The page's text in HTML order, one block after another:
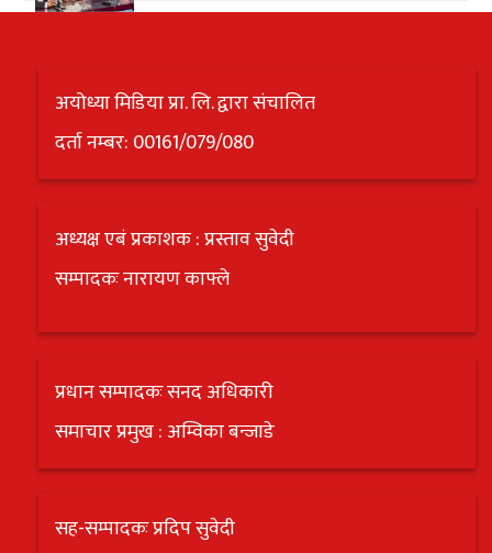
अयोध्या मिडिया प्रा. लि. द्वारा संचालित
दर्ता नम्बर: 00161/079/080
अध्यक्ष एबं प्रकाशक : प्रस्ताव सुवेदी
सम्पादकः नारायण काफ्ले
प्रधान सम्पादकः सनद अधिकारी
समाचार प्रमुख : अम्विका बन्जाडे
सह-सम्पादकः प्रदिप सुवेदी